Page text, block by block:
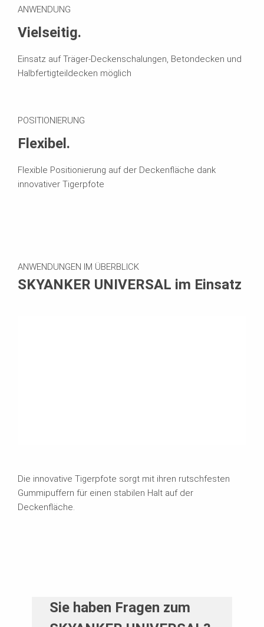
ANWENDUNG
Vielseitig.
Einsatz auf Träger-Deckenschalungen, Betondecken und
Halbfertigteildecken möglich
POSITIONIERUNG
Flexibel.
Flexible Positionierung auf der Deckenfläche dank
innovativer Tigerpfote
ANWENDUNGEN IM ÜBERBLICK
SKYANKER UNIVERSAL im Einsatz
Die innovative Tigerpfote sorgt mit ihren rutschfesten
Gummipuffern für einen stabilen Halt auf der
Deckenfläche.
Sie haben Fragen zum